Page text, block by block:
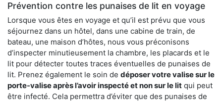
Prévention contre les punaises de lit en voyage
Lorsque vous êtes en voyage et qu’il est prévu que vous
séjournez dans un hôtel, dans une cabine de train, de
bateau, une maison d’hôtes, nous vous préconisons
d’inspecter minutieusement la chambre, les placards et le
lit pour détecter toutes traces éventuelles de punaises de
lit. Prenez également le soin de déposer votre valise sur le
porte-valise après l’avoir inspecté et non sur le lit qui peut
être infecté. Cela permettra d’éviter que des punaises de